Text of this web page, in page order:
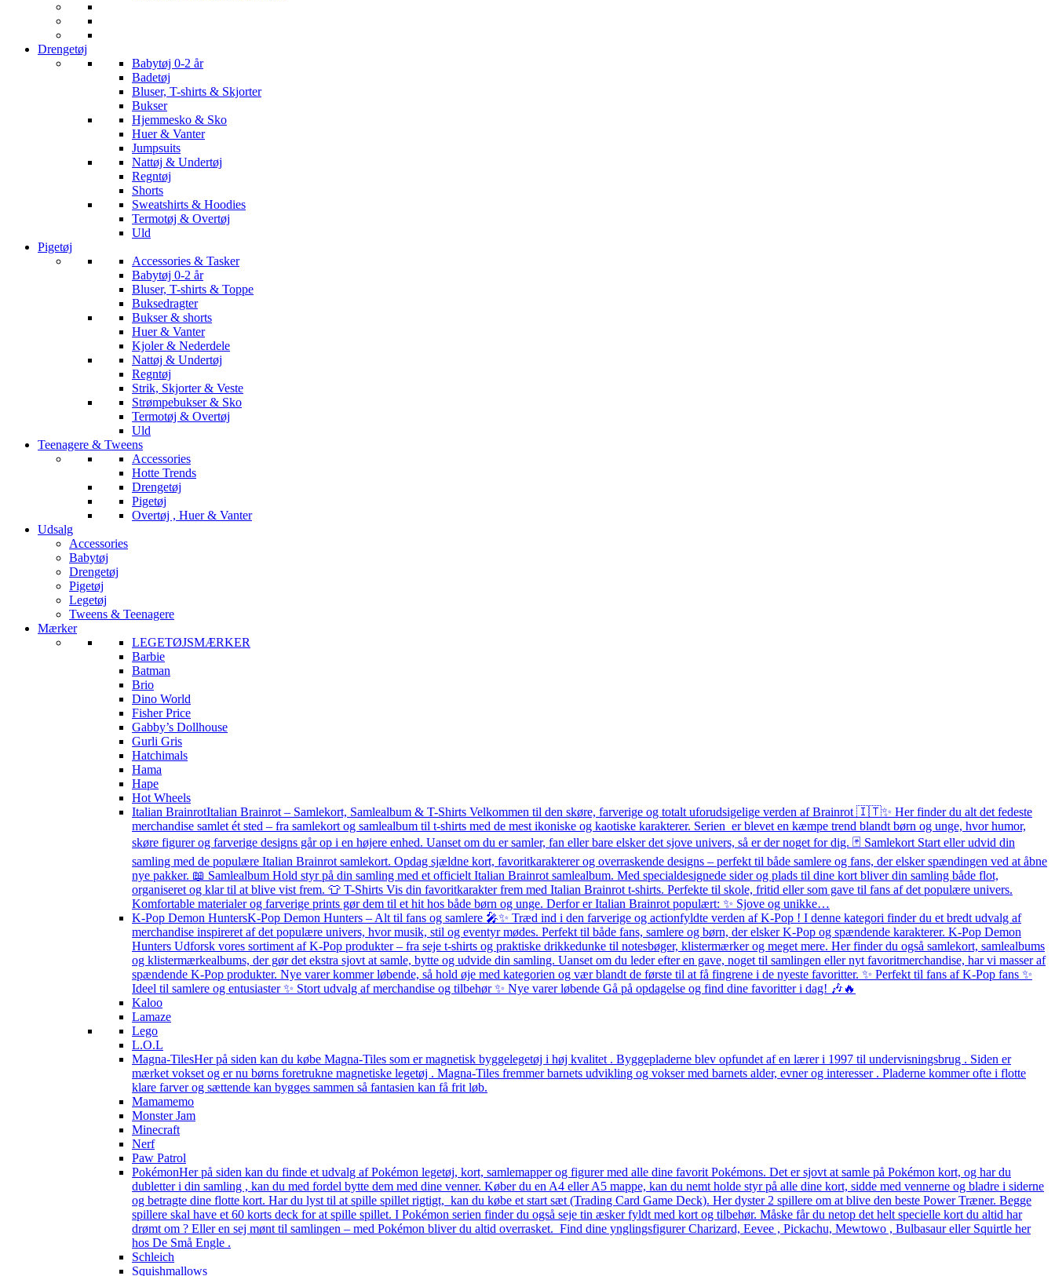
Drengetøj
Babytøj 0-2 år
Badetøj
Bluser, T-shirts & Skjorter
Bukser
Hjemmesko & Sko
Huer & Vanter
Jumpsuits
Nattøj & Undertøj
Regntøj
Shorts
Sweatshirts & Hoodies
Termotøj & Overtøj
Uld
Pigetøj
Accessories & Tasker
Babytøj 0-2 år
Bluser, T-shirts & Toppe
Buksedragter
Bukser & shorts
Huer & Vanter
Kjoler & Nederdele
Nattøj & Undertøj
Regntøj
Strik, Skjorter & Veste
Strømpebukser & Sko
Termotøj & Overtøj
Uld
Teenagere & Tweens
Accessories
Hotte Trends
Drengetøj
Pigetøj
Overtøj , Huer & Vanter
Udsalg
Accessories
Babytøj
Drengetøj
Pigetøj
Legetøj
Tweens & Teenagere
Mærker
LEGETØJSMÆRKER
Barbie
Batman
Brio
Dino World
Fisher Price
Gabby’s Dollhouse
Gurli Gris
Hatchimals
Hama
Hape
Hot Wheels
Italian BrainrotItalian Brainrot – Samlekort, Samlealbum & T-Shirts Velkommen til den skøre, farverige og totalt uforudsigelige verden af Brainrot 🇮🇹✨ Her finder du alt det fedeste
merchandise samlet ét sted – fra samlekort og samlealbum til t-shirts med de mest ikoniske og kaotiske karakterer. Serien er blevet en kæmpe trend blandt børn og unge, hvor humor,
skøre figurer og farverige designs går op i en højere enhed. Uanset om du er samler, fan eller bare elsker det sjove univers, så er der noget for dig. 🃏 Samlekort Start eller udvid din
samling med de populære Italian Brainrot samlekort. Opdag sjældne kort, favoritkarakterer og overraskende designs – perfekt til både samlere og fans, der elsker spændingen ved at åbne
nye pakker. 📖 Samlealbum Hold styr på din samling med et officielt Italian Brainrot samlealbum. Med specialdesignede sider og plads til dine kort bliver din samling både flot,
organiseret og klar til at blive vist frem. 👕 T-Shirts Vis din favoritkarakter frem med Italian Brainrot t-shirts. Perfekte til skole, fritid eller som gave til fans af det populære univers.
Komfortable materialer og farverige prints gør dem til et hit hos både børn og unge. Derfor er Italian Brainrot populært: ✨ Sjove og unikke…
K-Pop Demon HuntersK-Pop Demon Hunters – Alt til fans og samlere 🎤✨ Træd ind i den farverige og actionfyldte verden af K-Pop ! I denne kategori finder du et bredt udvalg af
merchandise inspireret af det populære univers, hvor musik, stil og eventyr mødes. Perfekt til både fans, samlere og børn, der elsker K-Pop og spændende karakterer. K-Pop Demon
Hunters Udforsk vores sortiment af K-Pop produkter – fra seje t-shirts og praktiske drikkedunke til notesbøger, klistermærker og meget mere. Her finder du også samlekort, samlealbums
og klistermærkealbums, der gør det ekstra sjovt at samle, bytte og udvide din samling. Uanset om du leder efter en gave, noget til samlingen eller nyt favoritmerchandise, har vi masser af
spændende K-Pop produkter. Nye varer kommer løbende, så hold øje med kategorien og vær blandt de første til at få fingrene i de nyeste favoritter. ✨ Perfekt til fans af K-Pop fans ✨
Ideel til samlere og entusiaster ✨ Stort udvalg af merchandise og tilbehør ✨ Nye varer løbende Gå på opdagelse og find dine favoritter i dag! 🎶🔥
Kaloo
Lamaze
Lego
L.O.L
Magna-TilesHer på siden kan du købe Magna-Tiles som er magnetisk byggelegetøj i høj kvalitet . Byggepladerne blev opfundet af en lærer i 1997 til undervisningsbrug . Siden er
mærket vokset og er nu børns foretrukne magnetiske legetøj . Magna-Tiles fremmer barnets udvikling og vokser med barnets alder, evner og interesser . Pladerne kommer ofte i flotte
klare farver og sættende kan bygges sammen så fantasien kan få frit løb.
Mamamemo
Monster Jam
Minecraft
Nerf
Paw Patrol
PokémonHer på siden kan du finde et udvalg af Pokémon legetøj, kort, samlemapper og figurer med alle dine favorit Pokémons. Det er sjovt at samle på Pokémon kort, og har du
dubletter i din samling , kan du med fordel bytte dem med dine venner. Køber du en A4 eller A5 mappe, kan du nemt holde styr på alle dine kort, sidde med vennerne og bladre i siderne
og betragte dine flotte kort. Har du lyst til at spille spillet rigtigt, kan du købe et start sæt (Trading Card Game Deck). Her dyster 2 spillere om at blive den beste Power Træner. Begge
spillere skal have et 60 korts deck for at spille spillet. I Pokémon serien finder du også seje tin æsker fyldt med kort og tilbehør. Måske får du netop det helt specielle kort du altid har
drømt om ? Eller en sej mønt til samlingen – med Pokémon bliver du altid overrasket. Find dine ynglingsfigurer Charizard, Eevee , Pickachu, Mewtowo , Bulbasaur eller Squirtle her
hos De Små Engle .
Schleich
Squishmallows